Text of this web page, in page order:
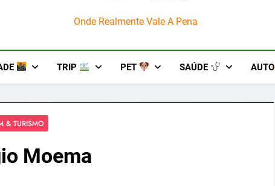
AgitoSP
Onde Realmente Vale A Pena
TRIP PET SAÚDE AUTO
& TURISMO
Moema